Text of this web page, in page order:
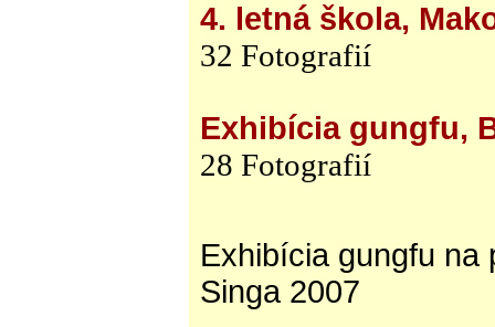
4. letná škola,
32 Fotografií
Exhibícia gungfu,
28 Fotografií
Exhibícia gungfu
Singa 2007